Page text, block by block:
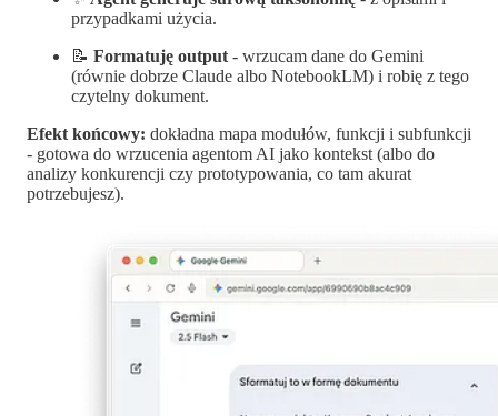
przypadkami użycia.
📝 Formatuję output - wrzucam dane do Gemini
(równie dobrze Claude albo NotebookLM) i robię z tego
czytelny dokument.
Efekt końcowy: dokładna mapa modułów, funkcji i subfunkcji
- gotowa do wrzucenia agentom AI jako kontekst (albo do
analizy konkurencji czy prototypowania, co tam akurat
potrzebujesz).